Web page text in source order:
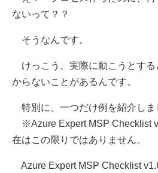
ないって？？
そうなんです。
けっこう、実際に動こうとする
からないことがあるんです。
特別に、一つだけ例を紹介しま
※Azure Expert MSP Checklist
在はこの限りではありません。
Azure Expert MSP Checklist